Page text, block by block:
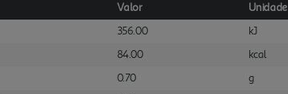
Valor
Unidade
356.00
kJ
84.00
kcal
0.70
g